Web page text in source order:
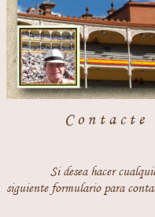
Contacte
Si desea hacer
siguiente formulario para